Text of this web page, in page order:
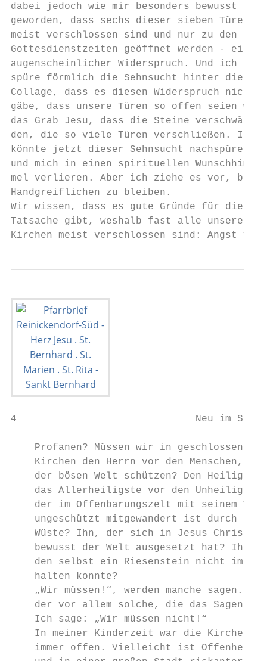
dabei jedoch wie mir besonders bewusst
geworden, dass sechs dieser sieben Türen
meist verschlossen sind und nur zu den
Gottesdienstzeiten geöffnet werden - ein
augenscheinlicher Widerspruch. Und ich
spüre förmlich die Sehnsucht hinter
Collage, dass es diesen Widerspruch
gäbe, dass unsere Türen so offen seien
das Grab Jesu, dass die Steine
den, die so viele Türen verschließen. Ich
könnte jetzt dieser Sehnsucht
und mich in einen spirituellen
mel verlieren. Aber ich ziehe es vor,
Handgreiflichen zu bleiben.
Wir wissen, dass es gute Gründe für die
Tatsache gibt, weshalb fast alle unsere
Kirchen meist verschlossen sind: Angst
4                              Neu im
Profanen? Müssen wir in geschlossenen
Kirchen den Herrn vor den Menschen,
der bösen Welt schützen? Den
das Allerheiligste vor den
der im Offenbarungszelt mit seinem
ungeschützt mitgewandert ist durch
Wüste? Ihn, der sich in Jesus
bewusst der Welt ausgesetzt hat? Ihn,
den selbst ein Riesenstein nicht im
halten konnte?
„Wir müssen!“, werden manche sagen.
der vor allem solche, die das Sagen
Ich sage: „Wir müssen nicht!“
In meiner Kinderzeit war die Kirche
immer offen. Vielleicht ist Offenheit